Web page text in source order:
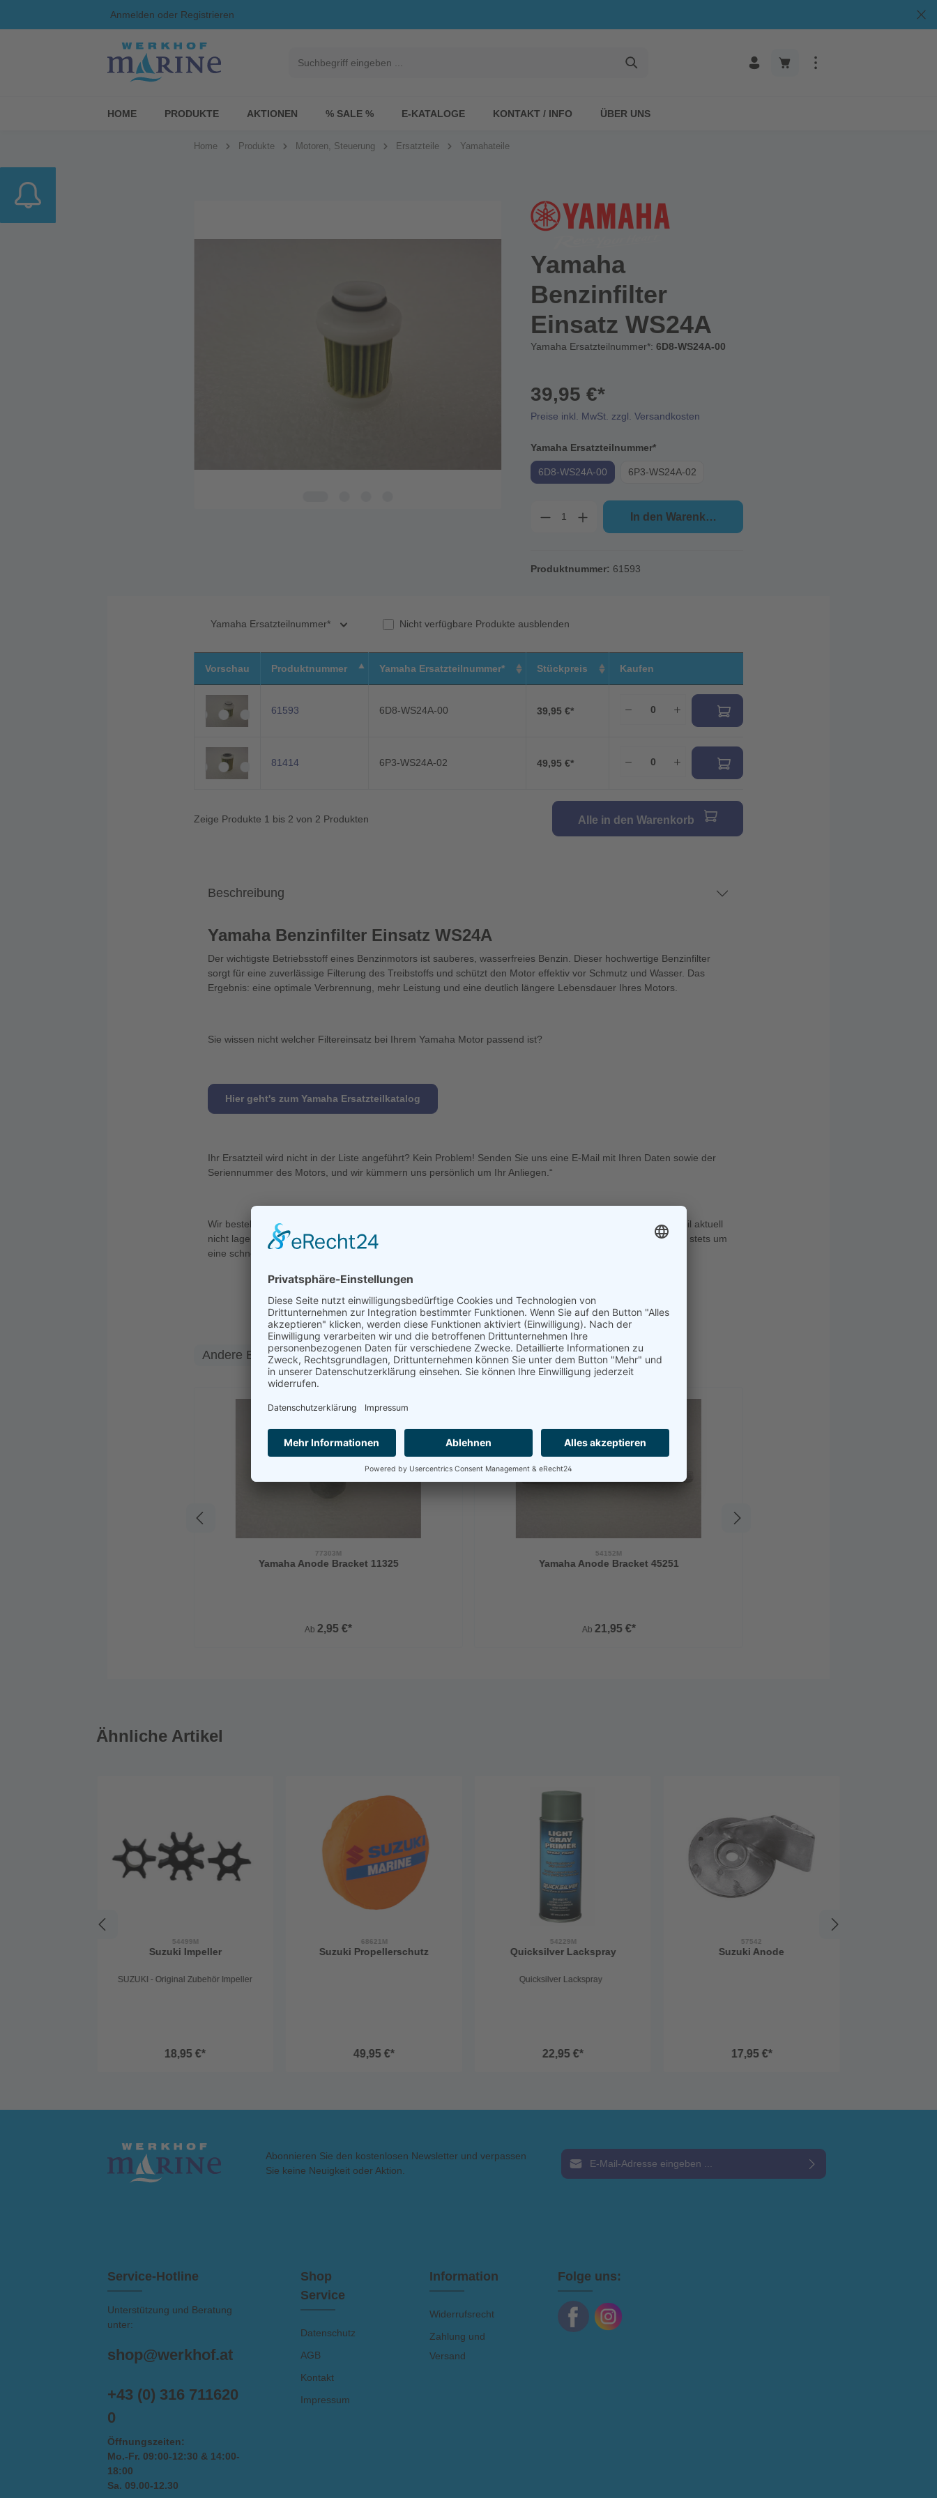
Anmelden oder Registrieren
HOME PRODUKTE AKTIONEN % SALE % E-KATALOGE KONTAKT / INFO ÜBER UNS
Home Produkte Motoren, Steuerung Ersatzteile Yamahateile
Yamaha
Benzinfilter
Einsatz WS24A
Yamaha Ersatzteilnummer*: 6D8-WS24A-00
39,95 €*
Preise inkl. MwSt. zzgl. Versandkosten
Yamaha Ersatzteilnummer*
6D8-WS24A-00 6P3-WS24A-02
In den Warenkorb
Produktnummer: 61593
Yamaha Ersatzteilnummer* Nicht verfügbare Produkte ausblenden
Vorschau Produktnummer Yamaha Ersatzteilnummer* Stückpreis Kaufen
61593 6D8-WS24A-00 39,95 €*
81414 6P3-WS24A-02 49,95 €*
Zeige Produkte 1 bis 2 von 2 Produkten Alle in den Warenkorb
Beschreibung
Yamaha Benzinfilter Einsatz WS24A
Der wichtigste Betriebsstoff eines Benzinmotors ist sauberes, wasserfreies Benzin. Dieser hochwertige Benzinfilter
sorgt für eine zuverlässige Filterung des Treibstoffs und schützt den Motor effektiv vor Schmutz und Wasser. Das
Ergebnis: eine optimale Verbrennung, mehr Leistung und eine deutlich längere Lebensdauer Ihres Motors.
Sie wissen nicht welcher Filtereinsatz bei Ihrem Yamaha Motor passend ist?
Hier geht's zum Yamaha Ersatzteilkatalog
Ihr Ersatzteil wird nicht in der Liste angeführt? Kein Problem! Senden Sie uns eine E-Mail mit Ihren Daten sowie der
Seriennummer des Motors, und wir kümmern uns persönlich um Ihr Anliegen.“
Wir bestellen zweimal pro Woche neue Yamaha-Ersatzteile nach. Sollte ein von Ihnen ausgewähltes Ersatzteil aktuell
nicht lagernd sein, verlängert sich die Lieferzeit entsprechend bis zur nächsten Bestellung. Wir bemühen uns stets um
eine schnelle Abwicklung und informieren Sie, falls es zu Verzögerungen kommt.
Andere Ersatzteile
77303M
Yamaha Anode Bracket 11325
Ab 2,95 €*
54152M
Yamaha Anode Bracket 45251
Ab 21,95 €*
Ähnliche Artikel
54499M
Suzuki Impeller
SUZUKI - Original Zubehör Impeller
18,95 €*
68621M
Suzuki Propellerschutz
49,95 €*
54229M
Quicksilver Lackspray
Quicksilver Lackspray
22,95 €*
57542
Suzuki Anode
17,95 €*
Abonnieren Sie den kostenlosen Newsletter und verpassen
Sie keine Neuigkeit oder Aktion.
E-Mail-Adresse*
Folge uns:
Service-Hotline
Unterstützung und Beratung
unter:
shop@werkhof.at
+43 (0) 316 711620
0
Öffnungszeiten:
Mo.-Fr. 09:00-12:30 & 14:00-
18:00
Sa. 09.00-12.30
Shop
Service
Datenschutz
AGB
Kontakt
Impressum
Information
Widerrufsrecht
Zahlung und
Versand